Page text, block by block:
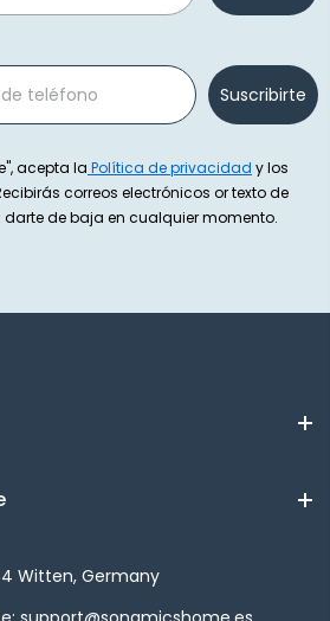
Suscribirte
acepta la Política de privacidad y los
correos electrónicos or texto de
darte de baja en cualquier momento.
Witten, Germany